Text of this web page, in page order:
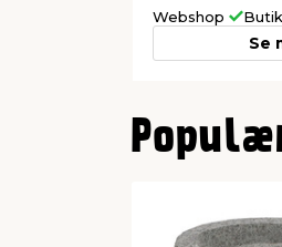
Webshop Butik
Se